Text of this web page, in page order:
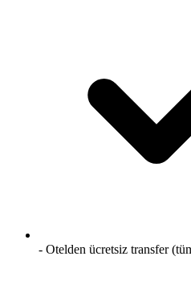
- Otelden ücretsiz transfer